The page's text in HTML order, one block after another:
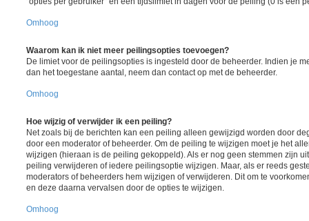
Omhoog
Waarom kan ik niet meer peilingsopties toevoegen?
De limiet voor de peilingsopties is ingesteld door de beheerder. Indien je
dan het toegestane aantal, neem dan contact op met de beheerder.
Omhoog
Hoe wijzig of verwijder ik een peiling?
Net zoals bij de berichten kan een peiling alleen gewijzigd worden door
door een moderator of beheerder. Om de peiling te wijzigen moet je het
wijzigen (hieraan is de peiling gekoppeld). Als er nog geen stemmen zijn
peiling verwijderen of iedere peilingsoptie wijzigen. Maar, als er reeds
moderators of beheerders hem wijzigen of verwijderen. Dit om te
en deze daarna vervalsen door de opties te wijzigen.
Omhoog